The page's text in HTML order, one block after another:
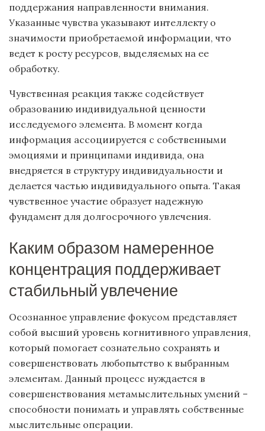
поддержания направленности внимания.
Указанные чувства указывают интеллекту о
значимости приобретаемой информации, что
ведет к росту ресурсов, выделяемых на ее
обработку.
Чувственная реакция также содействует
образованию индивидуальной ценности
исследуемого элемента. В момент когда
информация ассоциируется с собственными
эмоциями и принципами индивида, она
внедряется в структуру индивидуальности и
делается частью индивидуального опыта. Такая
чувственное участие образует надежную
фундамент для долгосрочного увлечения.
Каким образом намеренное
концентрация поддерживает
стабильный увлечение
Осознанное управление фокусом представляет
собой высший уровень когнитивного управления,
который помогает сознательно сохранять и
совершенствовать любопытство к выбранным
элементам. Данный процесс нуждается в
совершенствования метамыслительных умений –
способности понимать и управлять собственные
мыслительные операции.